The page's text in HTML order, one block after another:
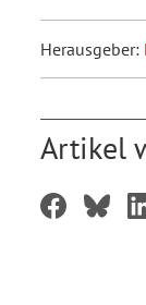
Herausgeber:
Artikel